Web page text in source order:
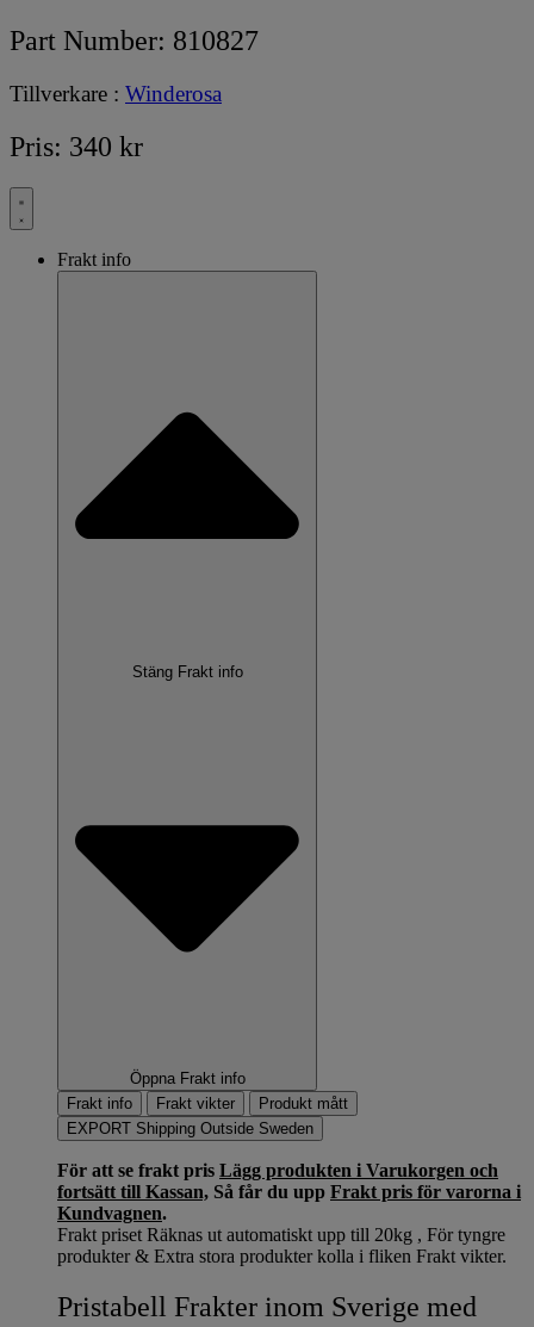
Part Number: 810827
Tillverkare : Winderosa
Pris: 340 kr
Frakt info
Stäng Frakt info
Öppna Frakt info
Frakt info
Frakt vikter
Produkt mått
EXPORT Shipping Outside Sweden
För att se frakt pris Lägg produkten i Varukorgen och
fortsätt till Kassan, Så får du upp Frakt pris för varorna i
Kundvagnen.
Frakt priset Räknas ut automatiskt upp till 20kg , För tyngre
produkter & Extra stora produkter kolla i fliken Frakt vikter.
Pristabell Frakter inom Sverige med